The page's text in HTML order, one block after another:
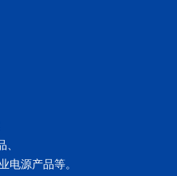
源产品等。